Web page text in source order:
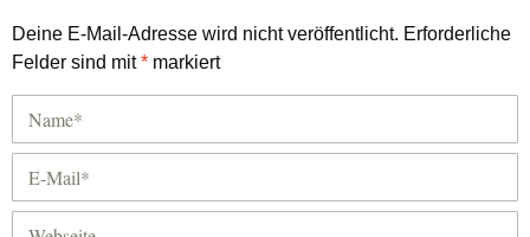
Deine E-Mail-Adresse wird nicht veröffentlicht. Erforderliche
Felder sind mit* markiert